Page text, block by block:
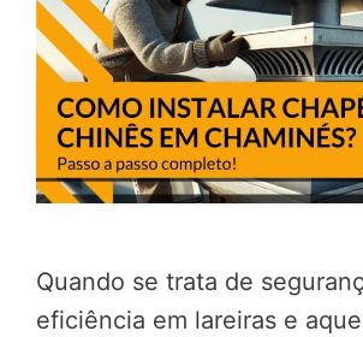
Quando se trata de
eficiência em lareiras e